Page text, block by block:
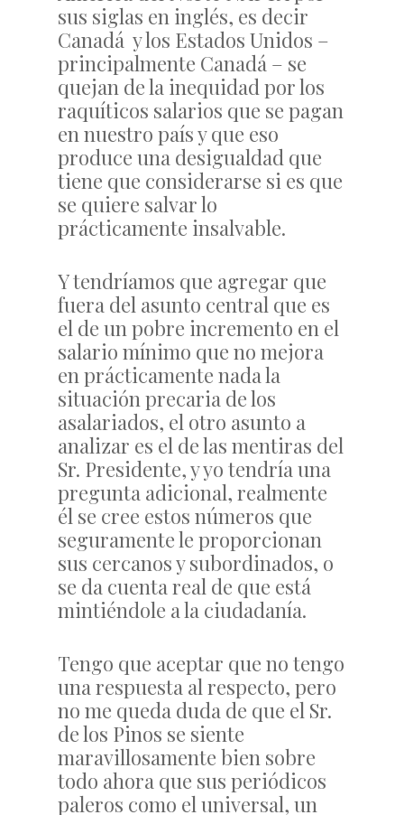
sus siglas en inglés, es decir
Canadá y los Estados Unidos –
principalmente Canadá – se
quejan de la inequidad por los
raquíticos salarios que se pagan
en nuestro país y que eso
produce una desigualdad que
tiene que considerarse si es que
se quiere salvar lo
prácticamente insalvable.
Y tendríamos que agregar que
fuera del asunto central que es
el de un pobre incremento en el
salario mínimo que no mejora
en prácticamente nada la
situación precaria de los
asalariados, el otro asunto a
analizar es el de las mentiras del
Sr. Presidente, y yo tendría una
pregunta adicional, realmente
él se cree estos números que
seguramente le proporcionan
sus cercanos y subordinados, o
se da cuenta real de que está
mintiéndole a la ciudadanía.
Tengo que aceptar que no tengo
una respuesta al respecto, pero
no me queda duda de que el Sr.
de los Pinos se siente
maravillosamente bien sobre
todo ahora que sus periódicos
paleros como el universal, un